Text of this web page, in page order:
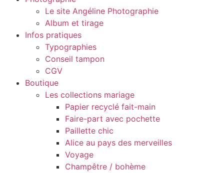
Le site Angéline Photographie
Album et tirage
Infos pratiques
Typographies
Conseil tampon
CGV
Boutique
Les collections mariage
Papier recyclé fait-main
Faire-part avec pochette
Paillette chic
Alice au pays des merveilles
Voyage
Champêtre / bohème